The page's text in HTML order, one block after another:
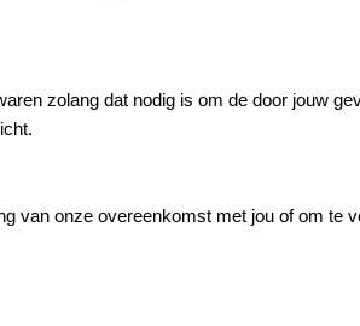
zolang dat nodig is om de door jouw
van onze overeenkomst met jou of om te